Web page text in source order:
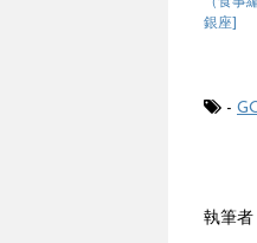
銀座]
-
執筆者